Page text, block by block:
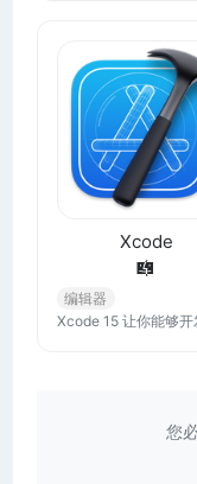
Xcode
编辑器
您